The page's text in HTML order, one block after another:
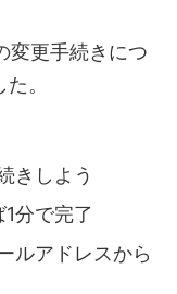
変更手続きにつ
。
きしよう
分で完了
ルアドレスから